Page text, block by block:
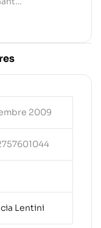
2009
Lentini